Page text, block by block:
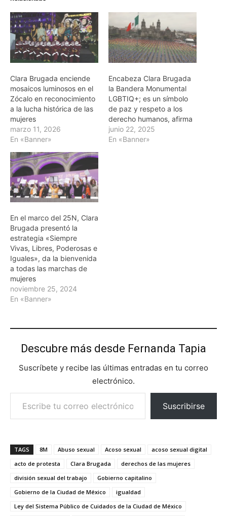
Clara Brugada enciende
mosaicos luminosos en el
Zócalo en reconocimiento
a la lucha histórica de las
mujeres
marzo 11, 2026
En «Banner»
Encabeza Clara Brugada
la Bandera Monumental
LGBTIQ+; es un símbolo
de paz y respeto a los
derecho humanos, afirma
junio 22, 2025
En «Banner»
En el marco del 25N, Clara
Brugada presentó la
estrategia «Siempre
Vivas, Libres, Poderosas e
Iguales», da la bienvenida
a todas las marchas de
mujeres
noviembre 25, 2024
En «Banner»
Descubre más desde Fernanda Tapia
Suscríbete y recibe las últimas entradas en tu correo
electrónico.
Escribe tu correo electrónico…
Suscribirse
TAGS 8M Abuso sexual Acoso sexual
acoso sexual digital
acto de protesta
Clara Brugada
derechos de las mujeres
división sexual del trabajo
Gobierno capitalino
Gobierno de la Ciudad de México
igualdad
Ley del Sistema Público de Cuidados de la Ciudad de México